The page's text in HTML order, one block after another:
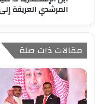
المرشدي العريقة
مقالات ذات صلة